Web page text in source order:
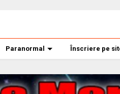
Paranormal Înscriere pe